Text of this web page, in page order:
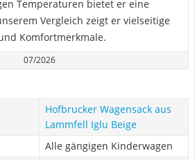
Temperaturen bietet er eine
Vergleich zeigt er vielseitige
Komfortmerkmale.
07/2026
Hofbrucker Wagensack aus
Lammfell Iglu Beige
Alle gängigen Kinderwagen